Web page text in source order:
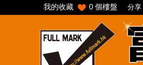
我的收藏 0 個樓盤 分享